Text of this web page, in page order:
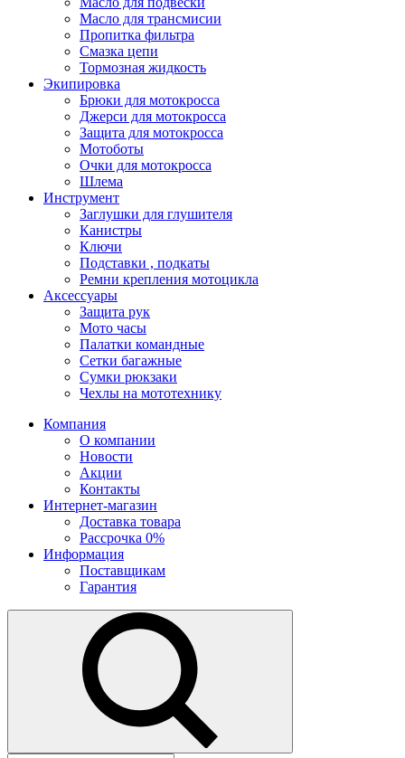
Масло для трансмисии
Пропитка фильтра
Смазка цепи
Тормозная жидкость
Экипировка
Брюки для мотокросса
Джерси для мотокросса
Защита для мотокросса
Мотоботы
Очки для мотокросса
Шлема
Инструмент
Заглушки для глушителя
Канистры
Ключи
Подставки , подкаты
Ремни крепления мотоцикла
Аксессуары
Защита рук
Мото часы
Палатки командные
Сетки багажные
Сумки рюкзаки
Чехлы на мототехнику
Компания
О компании
Новости
Акции
Контакты
Интернет-магазин
Доставка товара
Рассрочка 0%
Информация
Поставщикам
Гарантия